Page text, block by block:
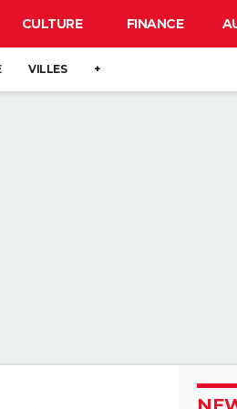
CULTURE FINANCE
VILLES +